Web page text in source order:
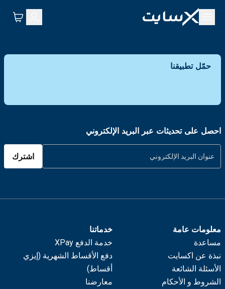
حمّل تطبيقنا
احصل على تحديثات عبر البريد الإلكتروني
اشترك
معلومات عامة
مساعدة
نبذة عن اكسايت
الأسئلة الشائعة
الشروط و الأحكام
خدماتنا
خدمة الدفع XPay
دفع الأقساط الشهرية (إيزي
أقساط)
معارضنا